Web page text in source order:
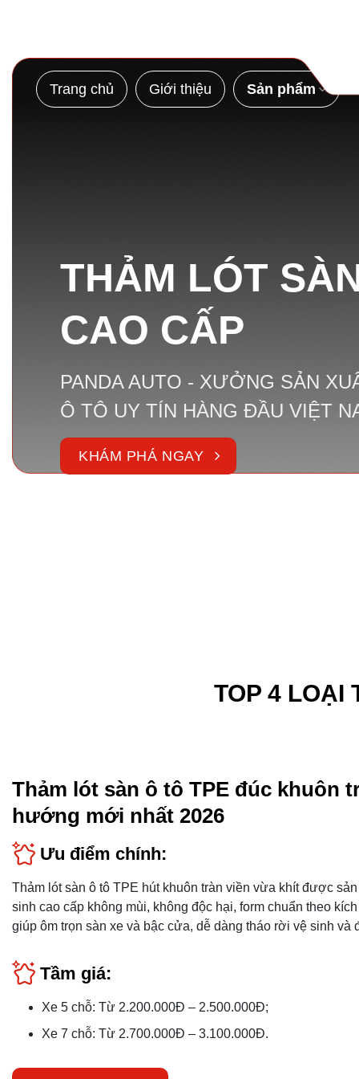
dung
Trang chủ Giới thiệu Sản phẩm
THẢM LÓT
CAO CẤP
PANDA AUTO - XƯỞNG SẢN
Ô TÔ UY TÍN HÀNG ĐẦU VIỆT
KHÁM PHÁ NGAY
TOP 4 LOẠI
Thảm lót sàn ô tô TPE đúc khuôn
hướng mới nhất 2026
Ưu điểm chính:
Thảm lót sàn ô tô TPE hút khuôn tràn viền vừa khít được
sinh cao cấp không mùi, không độc hại, form chuẩn theo
giúp ôm trọn sàn xe và bậc cửa, dễ dàng tháo rời vệ sinh và
Tầm giá:
Xe 5 chỗ: Từ 2.200.000Đ – 2.500.000Đ;
Xe 7 chỗ: Từ 2.700.000Đ – 3.100.000Đ.